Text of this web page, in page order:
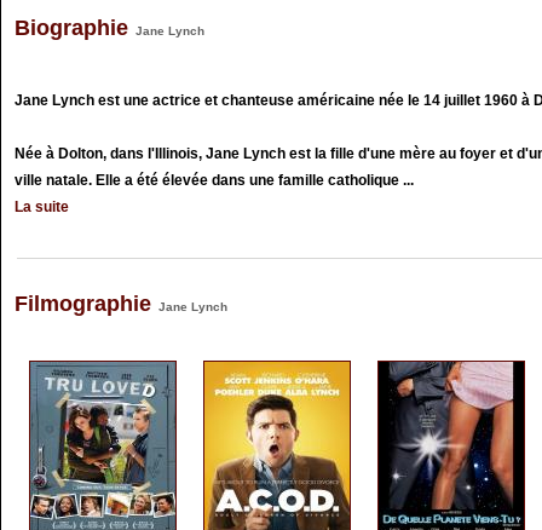
Biographie Jane Lynch
Jane Lynch est une actrice et chanteuse américaine née le 14 juillet 1960 à
Née à Dolton, dans l'Illinois, Jane Lynch est la fille d'une mère au foyer et
ville natale. Elle a été élevée dans une famille catholique ...
La suite
Filmographie Jane Lynch